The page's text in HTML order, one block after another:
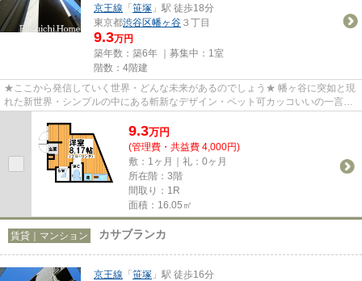
京王線 「笹塚 」駅 徒歩18分
東京都渋谷区幡ヶ谷 ３丁目
9.3万円
築年数：築6年 ｜募集中： 1室
階数：4階建
★ここから発信していく世界・どんな未来があるのでしょう★ 幡ヶ谷に突如と現
れた新世界・シンプルの中にある斬新なデザイン・ペット可カッコいいの一言で
表せない世界にあなたをいざな...
9.3万円
(管理費・共益費 4,000円)
敷：1ヶ月｜礼：0ヶ月
所在階：3階
間取り：1R
面積：16.05㎡
賃貸｜マンション カサブランカ
京王線 「笹塚 」駅 徒歩16分